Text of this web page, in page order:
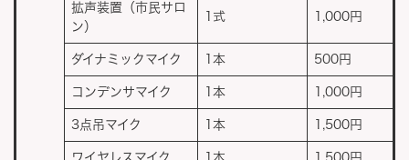
拡声装置（市民サロ
ン）
1式 1,000円
ダイナミックマイク 1本 500円
コンデンサマイク 1本 1,000円
3点吊マイク 1本 1,500円